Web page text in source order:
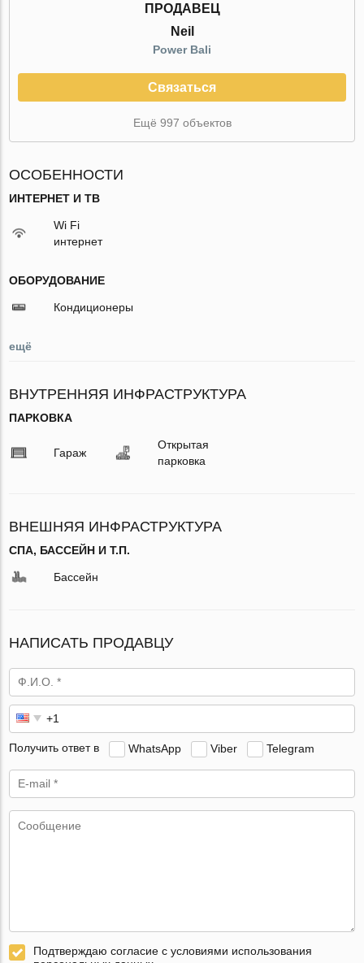
ПРОДАВЕЦ
Neil
Power Bali
Связаться
Ещё 997 объектов
ОСОБЕННОСТИ
ИНТЕРНЕТ И ТВ
Wi Fi
интернет
ОБОРУДОВАНИЕ
Кондиционеры
ещё
ВНУТРЕННЯЯ ИНФРАСТРУКТУРА
ПАРКОВКА
Гараж
Открытая
парковка
ВНЕШНЯЯ ИНФРАСТРУКТУРА
СПА, БАССЕЙН И Т.П.
Бассейн
НАПИСАТЬ ПРОДАВЦУ
Получить ответ в WhatsApp Viber Telegram
Подтверждаю согласие с условиями использования